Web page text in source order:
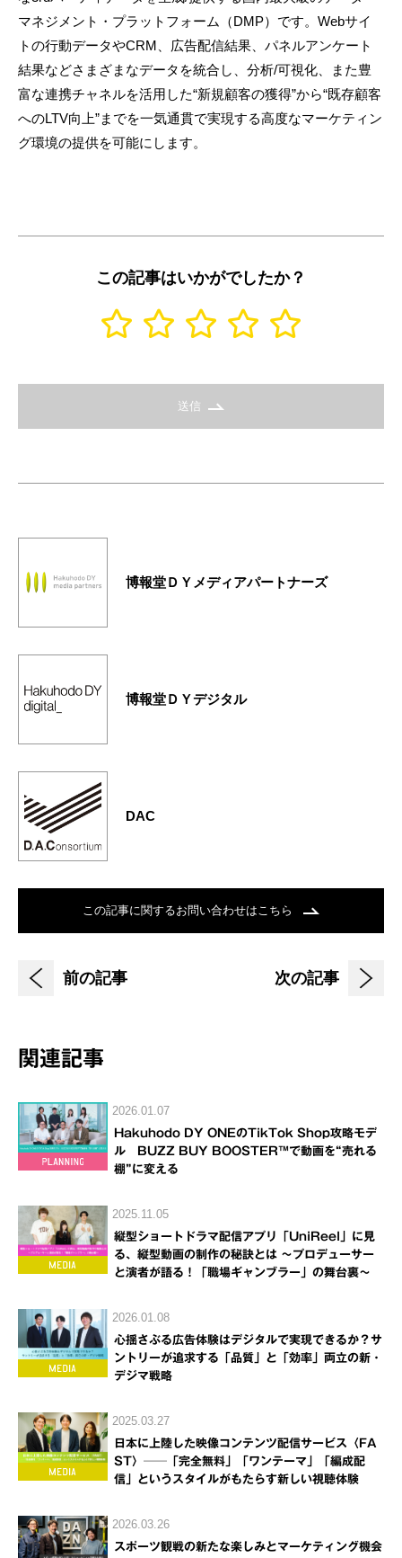
マネジメント・プラットフォーム（DMP）です。Webサイ
トの行動データやCRM、広告配信結果、パネルアンケート
結果などさまざまなデータを統合し、分析/可視化、また豊
富な連携チャネルを活用した“新規顧客の獲得”から“既存顧客
へのLTV向上”までを一気通貫で実現する高度なマーケティン
グ環境の提供を可能にします。
この記事はいかがでしたか？
送信
博報堂ＤＹメディアパートナーズ
博報堂ＤＹデジタル
DAC
この記事に関するお問い合わせはこちら
前の記事 次の記事
関連記事
2026.01.07
Hakuhodo DY ONEのTikTok Shop攻略モデ
ル BUZZ BUY BOOSTER™で動画を“売れる
棚”に変える
2025.11.05
縦型ショートドラマ配信アプリ「UniReel」に見
る、縦型動画の制作の秘訣とは ～プロデューサー
と演者が語る！「職場ギャンブラー」の舞台裏～
2026.01.08
心揺さぶる広告体験はデジタルで実現できるか？サ
ントリーが追求する「品質」と「効率」両立の新・
デジマ戦略
2025.03.27
日本に上陸した映像コンテンツ配信サービス〈FA
ST〉──「完全無料」「ワンテーマ」「編成配
信」というスタイルがもたらす新しい視聴体験
2026.03.26
スポーツ観戦の新たな楽しみとマーケティング機会